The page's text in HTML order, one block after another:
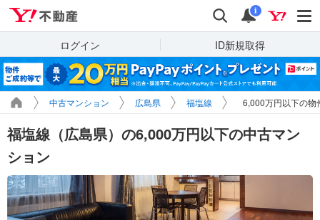
検索 通知
i
ログイン ID新規取得
中古マンション 広島県 福塩線 6,000万円以下の物
福塩線（広島県）の6,000万円以下の中古マン
ション